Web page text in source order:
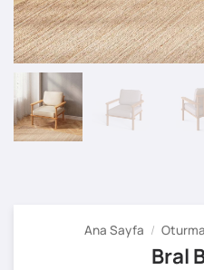
Ana Sayfa /
Bral